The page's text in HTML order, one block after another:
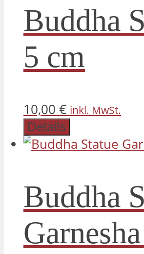
Buddha
5 cm
10,00 € inkl. MwSt.
Details
Buddha